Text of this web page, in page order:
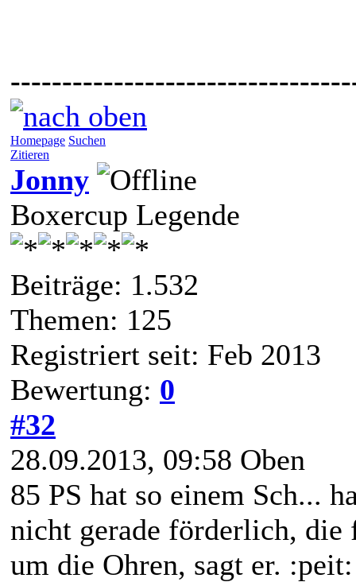
Homepage Suchen
Zitieren
Jonny
Boxercup Legende
Beiträge: 1.532
Themen: 125
Registriert seit: Feb 2013
Bewertung: 0
#32
28.09.2013, 09:58 Oben
85 PS hat so einem Sch...
nicht gerade förderlich, die
um die Ohren, sagt er.